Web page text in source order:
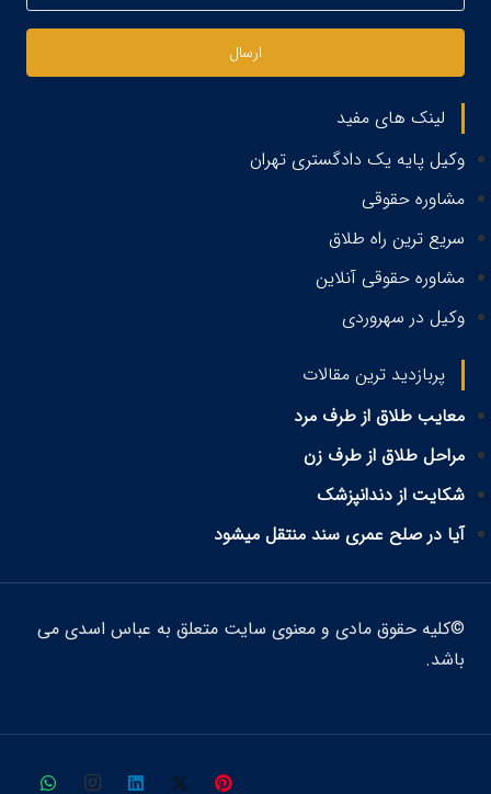
ارسال
لینک های مفید
وکیل پایه یک دادگستری تهران
مشاوره حقوقی
سریع ترین راه طلاق
مشاوره حقوقی آنلاین
وکیل در سهروردی
پربازدید ترین مقالات
معایب طلاق از طرف مرد
مراحل طلاق از طرف زن
شکایت از دندانپزشک
آیا در صلح عمری سند منتقل میشود
©کلیه حقوق مادی و معنوی سایت متعلق به عباس اسدی می
باشد.